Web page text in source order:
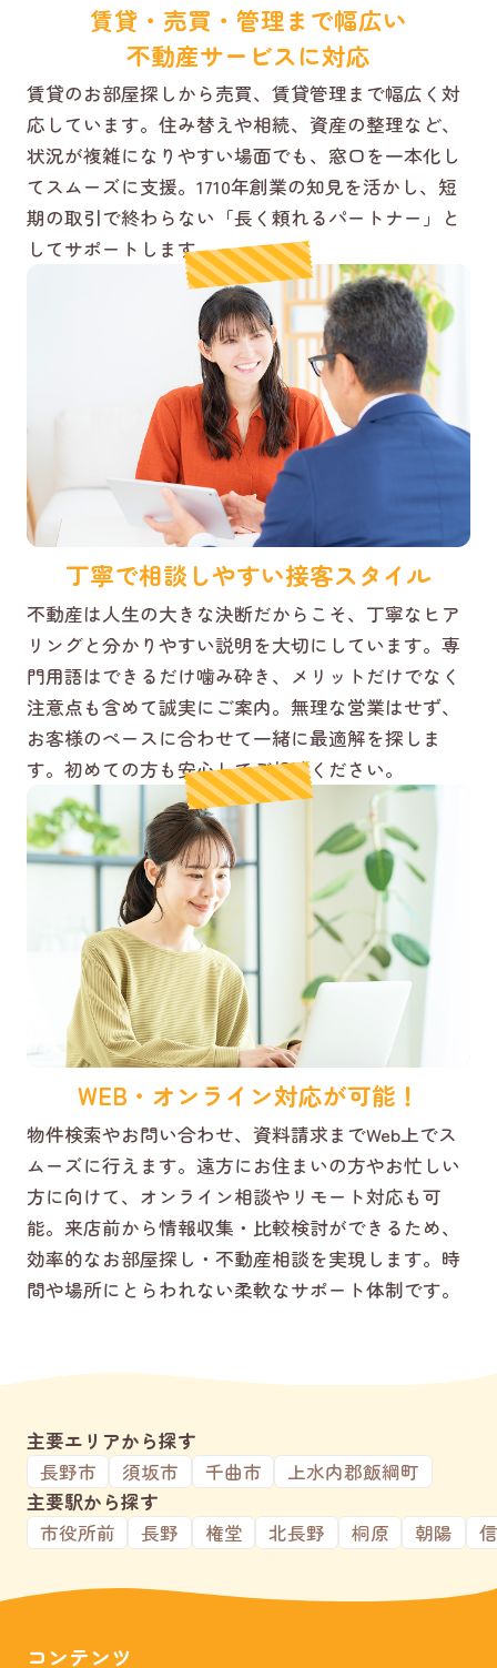
賃貸・売買・管理まで幅広い
不動産サービスに対応
賃貸のお部屋探しから売買、賃貸管理まで幅広く対
応しています。住み替えや相続、資産の整理など、
状況が複雑になりやすい場面でも、窓口を一本化し
てスムーズに支援。1710年創業の知見を活かし、短
期の取引で終わらない「長く頼れるパートナー」と
してサポートします。
丁寧で相談しやすい接客スタイル
不動産は人生の大きな決断だからこそ、丁寧なヒア
リングと分かりやすい説明を大切にしています。専
門用語はできるだけ噛み砕き、メリットだけでなく
注意点も含めて誠実にご案内。無理な営業はせず、
お客様のペースに合わせて一緒に最適解を探しま
す。初めての方も安心してご相談ください。
WEB・オンライン対応が可能！
物件検索やお問い合わせ、資料請求までWeb上でス
ムーズに行えます。遠方にお住まいの方やお忙しい
方に向けて、オンライン相談やリモート対応も可
能。来店前から情報収集・比較検討ができるため、
効率的なお部屋探し・不動産相談を実現します。時
間や場所にとらわれない柔軟なサポート体制です。
主要エリアから探す
長野市
須坂市 千曲市
上水内郡飯綱町
主要駅から探す
市役所前
長野 権堂 北長野 桐原 朝陽
コンテンツ